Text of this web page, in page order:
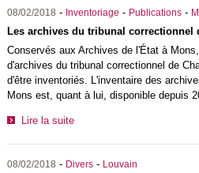
08/02/2018 - Inventoriage - Publications-
Les archives du tribunal correctionnel
Conservés aux Archives de l'État à
d'archives du tribunal correctionnel de
d'être inventoriés. L'inventaire des
Mons est, quant à lui, disponible depuis
Lire la suite
08/02/2018 - Divers- Louvain